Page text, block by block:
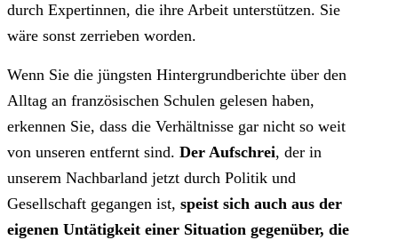
durch Expertinnen, die ihre Arbeit unterstützen. Sie
wäre sonst zerrieben worden.
Wenn Sie die jüngsten Hintergrundberichte über den
Alltag an französischen Schulen gelesen haben,
erkennen Sie, dass die Verhältnisse gar nicht so weit
von unseren entfernt sind. Der Aufschrei, der in
unserem Nachbarland jetzt durch Politik und
Gesellschaft gegangen ist, speist sich auch aus der
eigenen Untätigkeit einer Situation gegenüber, die